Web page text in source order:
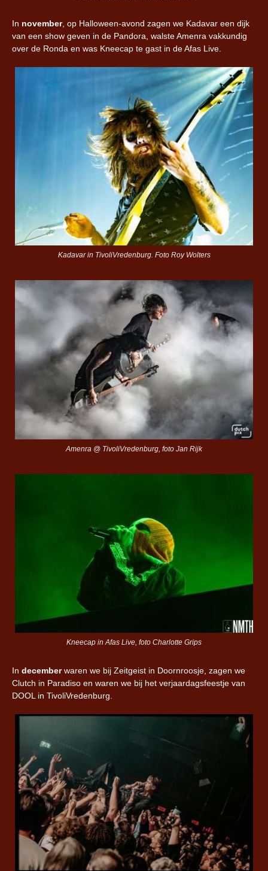
In november, op Halloween-avond zagen we Kadavar een dijk
van een show geven in de Pandora, walste Amenra vakkundig
over de Ronda en was Kneecap te gast in de Afas Live.
Kadavar in TivoliVredenburg. Foto Roy Wolters
Amenra @ TivoliVredenburg, foto Jan Rijk
Kneecap in Afas Live, foto Charlotte Grips
In decemberwaren we bij Zeitgeist in Doornroosje, zagen we
Clutch in Paradiso en waren we bij het verjaardagsfeestje van
DOOL in TivoliVredenburg.